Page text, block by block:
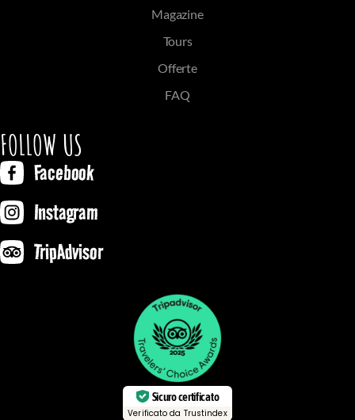
Magazine
Tours
Offerte
FAQ
FOLLOW US
Facebook
Instagram
TripAdvisor
Sicuro certificato
Verificato da Trustindex